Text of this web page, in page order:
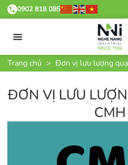
0902 818 085
Trang chủ > Đơn vị lưu lượng
ĐƠN VỊ LƯU
CMH